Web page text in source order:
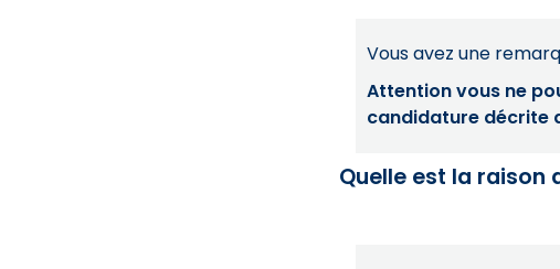
Vous avez une
Attention vous ne
candidature décrite
Quelle est la raison